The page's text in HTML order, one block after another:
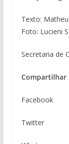
Texto:
Foto: Lucieni
Secretaria de
Compartilhar
Facebook
Twitter